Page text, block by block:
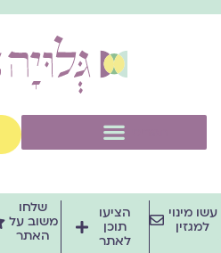
מינוי
למגזין
הציעו
תוכן
לאתר
שלחו
משוב על
האתר